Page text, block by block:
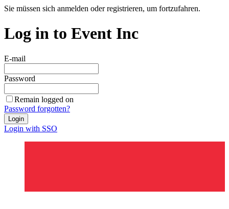
Sie müssen sich anmelden oder registrieren, um fortzufahren.
Log in to Event Inc
E-mail
Password
Remain logged on
Password forgotten?
Login
Login with SSO